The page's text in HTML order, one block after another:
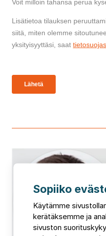
Sopiiko
Käytämme
kerätäksemme ja
sivuston